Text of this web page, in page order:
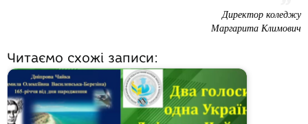
Директор коледжу
Маргарита Климович
Читаємо схожі записи: